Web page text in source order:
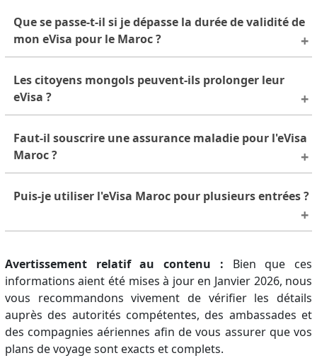
Que se passe-t-il si je dépasse la durée de validité de
mon eVisa pour le Maroc ?
Le dépassement de la durée de séjour autorisée
peut entraîner des amendes et des complications
marocaines pour résoudre le problème.
Les citoyens mongols peuvent-ils prolonger leur
eVisa ?
Les prolongations ne sont généralement pas
autorisées. Pour des séjours plus longs, envisagez
Faut-il souscrire une assurance maladie pour l'eVisa
Maroc ?
Non obligatoire, mais fortement recommandé pour
couvrir d'éventuelles urgences médicales pendant
Puis-je utiliser l'eVisa Maroc pour plusieurs entrées ?
sont délivrés sous forme de visas à entrée unique.
Vérifiez votre type de visa une fois celui-ci approuvé.
Avertissement relatif au contenu : Bien que ces
informations aient été mises à jour en Janvier 2026, nous
vous recommandons vivement de vérifier les détails
auprès des autorités compétentes, des ambassades et
des compagnies aériennes afin de vous assurer que vos
plans de voyage sont exacts et complets.